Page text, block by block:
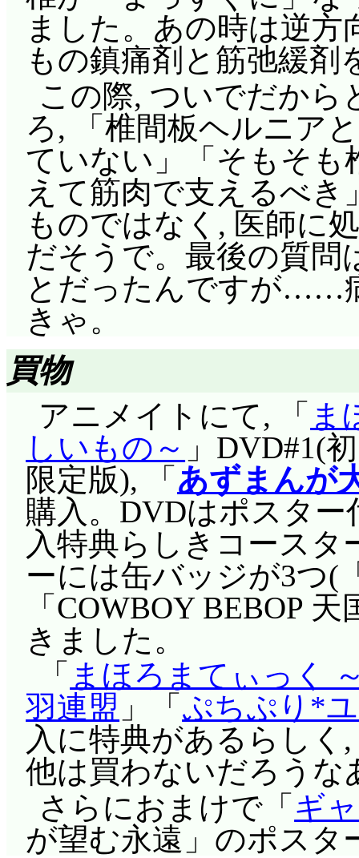
ワルちゃんにねだら
カ。民明書房「少女
しからぬ誌名に加え,
すの?(^^;;;
木の上の猫を助ける
スするワルちゃん。
人に登らせるわけで
段跳びか, とか思った
じたって言うのかなあ
「戦場の悪魔」流星
やまあどんな過去が
(^^;;;
てしまいました(^^;;;
まいました(^^;;;;;;;
友紀のヘッドギアは
れましたが……こうも
くなっていると, 本来
と言う間に忘れてし
A～Cのヘッドギアが
(^^;;; 何も考えずに戻
が。女の子達, あおい
が, 遂にそっちの方
い, と言いたいものの,
次回予告, 初めて15
きました(音声のみ)。
ました。あの時は逆
もの鎮痛剤と筋弛緩剤
この際, ついでだから
ろ, 「椎間板ヘルニア
ていない」「そもそも
えて筋肉で支えるべ
ものではなく, 医師に
だそうで。最後の質問
とだったんですが……
きゃ。
買物
アニメイトにて, 「 ま
しいもの～ 」DVD#1(
限定版), 「 あずまんが
購入。DVDはポスタ
入特典らしきコース
ーには缶バッジが3つ(
「COWBOY BEBOP
きました。
「 まほろまてぃっく
羽連盟 」「 ぷちぷり*
入に特典があるらし
他は買わないだろうな
さらにおまけで「 ギ
が望む永遠」のポスタ